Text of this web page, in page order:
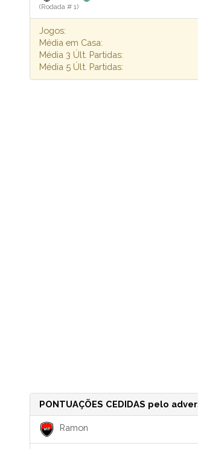
(Rodada # 1)
Jogos:
Média em Casa:
Média 3 Últ. Partidas:
Média 5 Últ. Partidas:
PONTUAÇÕES CEDIDAS pelo
Ramon